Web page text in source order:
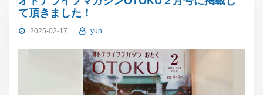
て頂きました！
2025-02-17 yuh